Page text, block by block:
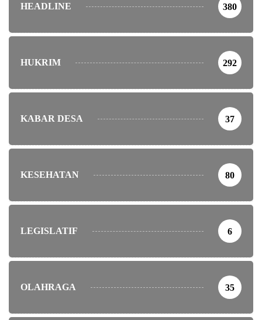
HEADLINE 380
HUKRIM 292
KABAR DESA 37
KESEHATAN 80
LEGISLATIF 6
OLAHRAGA 35